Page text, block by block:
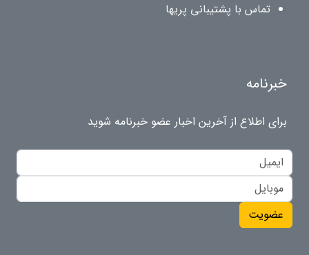
تماس با پشتیبانی پریها
خبرنامه
برای اطلاع از آخرین اخبار عضو خبرنامه شوید
عضویت